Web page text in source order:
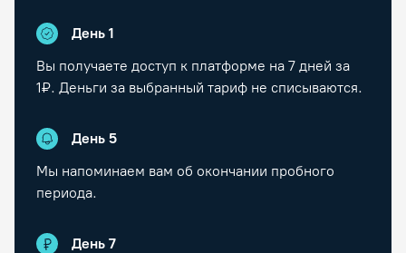
День 1
Вы получаете доступ к платформе на 7 дней за
1₽. Деньги за выбранный тариф не списываются.
День 5
Мы напоминаем вам об окончании пробного
периода.
День 7